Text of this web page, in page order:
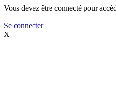
Vous devez être connecté pour
Se connecter
X